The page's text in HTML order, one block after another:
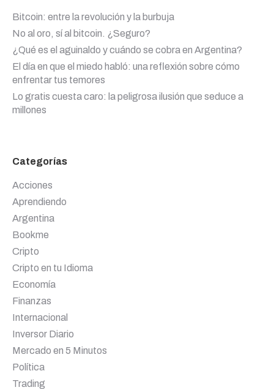
Bitcoin: entre la revolución y la burbuja
No al oro, sí al bitcoin. ¿Seguro?
¿Qué es el aguinaldo y cuándo se cobra en Argentina?
El día en que el miedo habló: una reflexión sobre cómo
enfrentar tus temores
Lo gratis cuesta caro: la peligrosa ilusión que seduce a
millones
Categorías
Acciones
Aprendiendo
Argentina
Bookme
Cripto
Cripto en tu Idioma
Economía
Finanzas
Internacional
Inversor Diario
Mercado en 5 Minutos
Política
Trading